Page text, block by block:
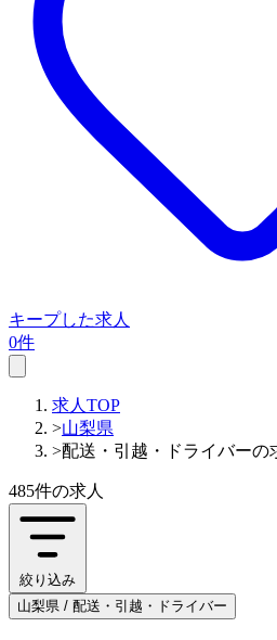
キープした求人
0件
求人TOP
>山梨県
>配送・引越・ドライバーの
485件の求人
絞り込み
山梨県 / 配送・引越・ドライバー